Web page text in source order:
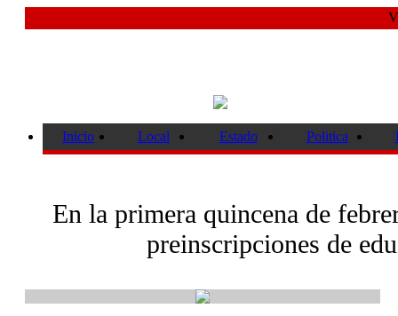
Inicio Local Estado Politica
En la primera quincena de
preinscripciones de